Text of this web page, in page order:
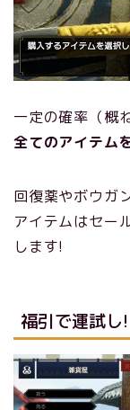
一定の確率（概
全てのアイテム
回復薬やボウガ
アイテムはセー
します!
福引で運試し!